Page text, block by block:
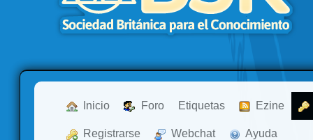
Inicio Foro Etiquetas Ezine
Registrarse Webchat Ayuda